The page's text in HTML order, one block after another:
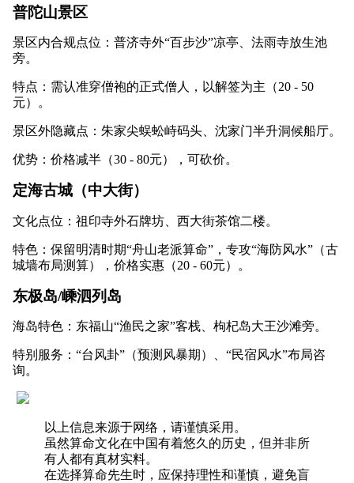
普陀山景区
景区内合规点位：普济寺外“百步沙”凉亭、法雨寺放生池
旁。
特点：需认准穿僧袍的正式僧人，以解签为主（20 - 50
元）。
景区外隐藏点：朱家尖蜈蚣峙码头、沈家门半升洞候船厅。
优势：价格减半（30 - 80元），可砍价。
定海古城（中大街）
文化点位：祖印寺外石牌坊、西大街茶馆二楼。
特色：保留明清时期“舟山老派算命”，专攻“海防风水”（古
城墙布局测算），价格实惠（20 - 60元）。
东极岛/嵊泗列岛
海岛特色：东福山“渔民之家”客栈、枸杞岛大王沙滩旁。
特别服务：“台风卦”（预测风暴期）、“民宿风水”布局咨
询。
以上信息来源于网络，请谨慎采用。
虽然算命文化在中国有着悠久的历史，但并非所
有人都有真材实料。
在选择算命先生时，应保持理性和谨慎，避免盲